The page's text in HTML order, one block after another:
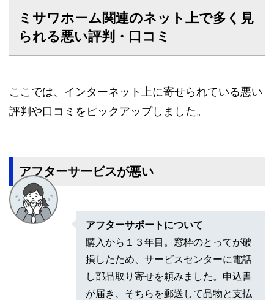
ミサワホーム関連のネット上で多く見
られる悪い評判・口コミ
ここでは、インターネット上に寄せられている悪い
評判や口コミをピックアップしました。
アフターサービスが悪い
アフターサポートについて
購入から１３年目。窓枠のとってが破
損したため、サービスセンターに電話
し部品取り寄せを頼みました。申込書
が届き、そちらを郵送して品物と支払